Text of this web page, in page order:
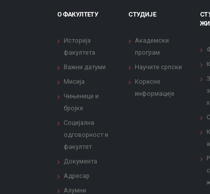
О ФАКУЛТЕТУ
Историја
факултета
Важни датуми
Мисија
Чињенице и
бројке
Социјална
одговорност и
факултет
Документа
Адресар
Алумни
СТУДИЈЕ
Академски
програм
Научите српски
Корисне
информације